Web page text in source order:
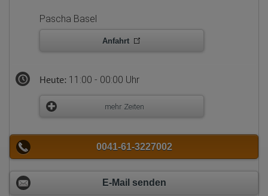
Pascha Basel
Anfahrt
Heute: 11:00 - 00:00 Uhr
mehr Zeiten
0041-61-3227002
E-Mail senden